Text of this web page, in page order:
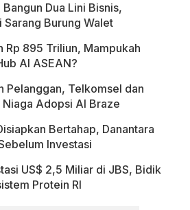
Dua Lini Bisnis,
Burung Walet
Rp 895 Triliun, Mampukah
AI ASEAN?
Pelanggan, Telkomsel dan
Niaga Adopsi AI Braze
Bertahap, Danantara
Investasi
US$ 2,5 Miliar di JBS, Bidik
Protein RI